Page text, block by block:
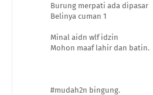
Burung merpati ada dipasar
Belinya cuman 1
Minal aidn wlf idzin
Mohon maaf lahir dan batin.
#mudah2n bingung.